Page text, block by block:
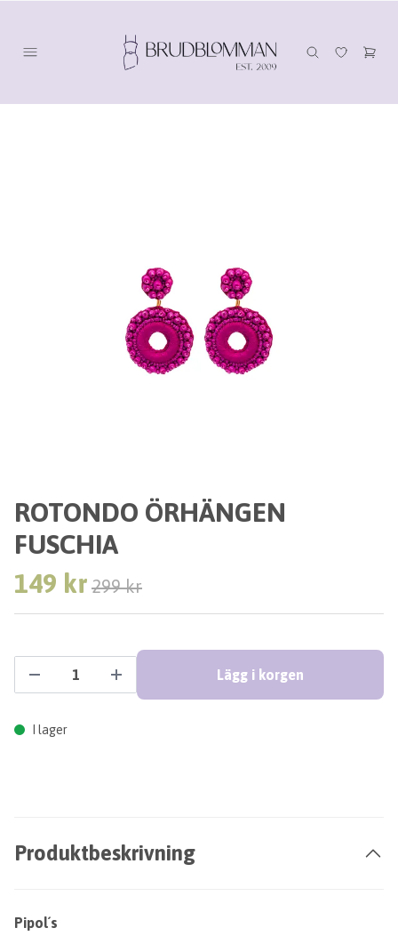
ROTONDO ÖRHÄNGEN
FUSCHIA
149 kr 299 kr
Lägg i korgen
I lager
Produktbeskrivning
Pipol´s